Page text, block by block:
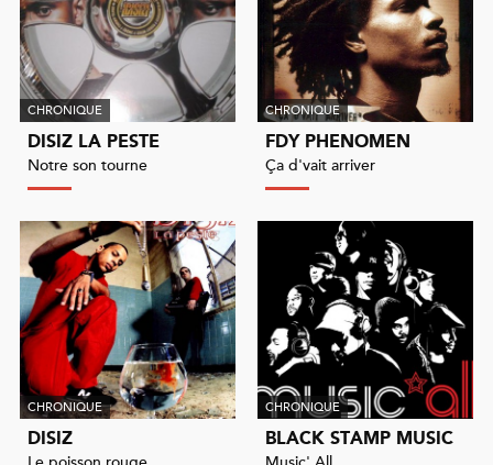
CHRONIQUE
DISIZ LA PESTE
Notre son tourne
CHRONIQUE
FDY PHENOMEN
Ça d'vait arriver
CHRONIQUE
DISIZ
CHRONIQUE
BLACK STAMP MUSIC